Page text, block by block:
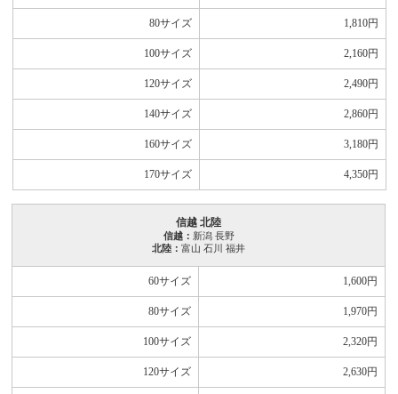
80サイズ 1,810円
100サイズ 2,160円
120サイズ 2,490円
140サイズ 2,860円
160サイズ 3,180円
170サイズ 4,350円
信越 北陸
信越： 新潟 長野
北陸：富山 石川 福井
60サイズ 1,600円
80サイズ 1,970円
100サイズ 2,320円
120サイズ 2,630円